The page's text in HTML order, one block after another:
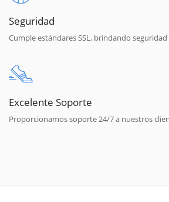
Seguridad
Cumple estándares SSL, brindando
Excelente Soporte
Proporcionamos soporte 24/7 a nuestros